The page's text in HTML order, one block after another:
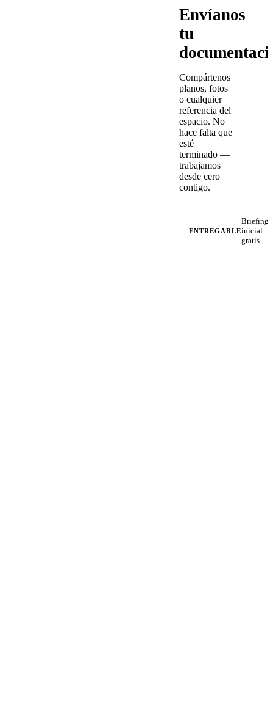
Envíanos
tu
Compártenos
planos, fotos
o cualquier
referencia del
espacio. No
hace falta que
esté
terminado —
trabajamos
desde cero
contigo.
ENTREGABLE
Briefing
inicial
gratis